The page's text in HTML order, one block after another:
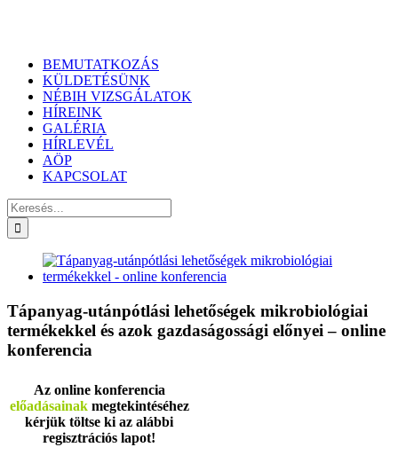
BEMUTATKOZÁS
KÜLDETÉSÜNK
NÉBIH VIZSGÁLATOK
HÍREINK
GALÉRIA
HÍRLEVÉL
AÖP
KAPCSOLAT
Keresés...
View
Larger
Tápanyag-utánpótlási lehetőségek mikrobiológiai
termékekkel és azok gazdaságossági előnyei – online
konferencia
Az online konferencia
előadásainakmegtekintéséhez
kérjük töltse ki az alábbi
regisztrációs lapot!